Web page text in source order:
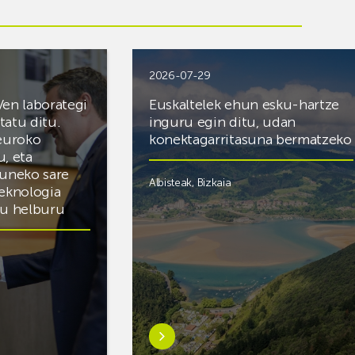
laborategi
ditu.
eta
sare
helburu
2026-07-29
Euskaltelek ehun esku-hartze
inguru egin ditu, udan
konektagarritasuna bermatzeko
Albisteak, Bizkaia
Ezagutu
gehiago:Euskaltelek